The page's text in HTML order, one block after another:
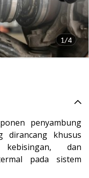
1/4
penyambung
dirancang khusus
dan
pada sistem